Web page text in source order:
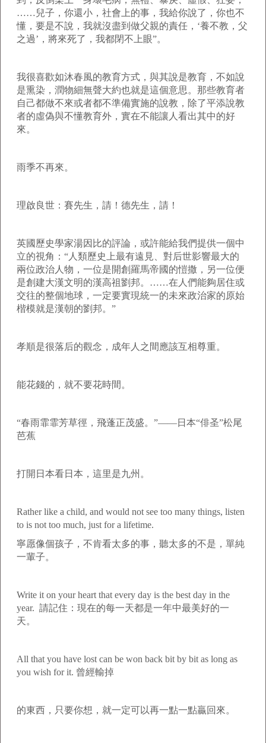
……兒子，你還小，社會上的事，我給你說了，你也不
懂，要是不說，我就沒盡到做父親的責任，‘養不教，父
之過’，將來死了，我都閉不上眼”。
我很喜歡如沐春風的教育方式，與其說是教育，不如說
是熏染，潤物細無聲大約也就是這個意思。那些教育者
自己都做不來或者都不準備實施的說教，除了平添說教
者的虛偽與不懂教育外，實在不能讓人看出其中的好
來。
雨季不再來。
理啟良世：賽先生，請！德先生，請！
英國歷史學家湯因比的評論，或許能給我們提供一個中
立的視角：“人類歷史上最有遠見、對后世影響最大的
兩位政治人物，一位是開創羅馬帝國的愷撒，另一位便
是創建大漢文明的漢高祖劉邦。……在人們能夠居住或
交往的整個地球，一定要實現統一的未來政治家的原始
楷模就是漢朝的劉邦。”
孝順是很落后的觀念，成年人之間應該互相尊重。
能花錢的，就不要花時間。
“春雨霏霏芳草徑，飛蓬正茂盛。”——日本“俳圣”松尾
芭蕉
打開日本看日本，這里是九州。
Rather like a child, and would not see too many things, listen
to is not too much, just for a lifetime.
寧愿像個孩子，不肯看太多的事，聽太多的不是，單純
一輩子。
Write it on your heart that every day is the best day in the
year. 請記住：現在的每一天都是一年中最美好的一
天。
All that you have lost can be won back bit by bit as long as
you wish for it. 曾經輸掉
的東西，只要你想，就一定可以再一點一點贏回來。